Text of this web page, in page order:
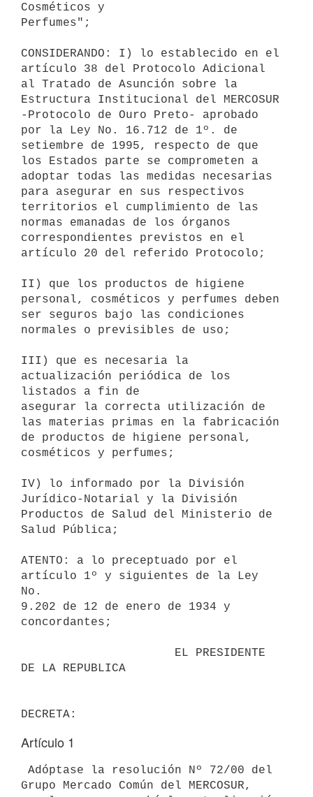
Cosméticos y
Perfumes";
CONSIDERANDO: I) lo establecido en el
artículo 38 del Protocolo Adicional
al Tratado de Asunción sobre la
Estructura Institucional del MERCOSUR
-Protocolo de Ouro Preto- aprobado
por la Ley No. 16.712 de 1º. de
setiembre de 1995, respecto de que
los Estados parte se comprometen a
adoptar todas las medidas necesarias
para asegurar en sus respectivos
territorios el cumplimiento de las
normas emanadas de los órganos
correspondientes previstos en el
artículo 20 del referido Protocolo;
II) que los productos de higiene
personal, cosméticos y perfumes deben
ser seguros bajo las condiciones
normales o previsibles de uso;
III) que es necesaria la
actualización periódica de los
listados a fin de
asegurar la correcta utilización de
las materias primas en la fabricación
de productos de higiene personal,
cosméticos y perfumes;
IV) lo informado por la División
Jurídico-Notarial y la División
Productos de Salud del Ministerio de
Salud Pública;
ATENTO: a lo preceptuado por el
artículo 1º y siguientes de la Ley
No.
9.202 de 12 de enero de 1934 y
concordantes;
DE LA REPUBLICA
Artículo 1
Grupo Mercado Común del MERCOSUR,